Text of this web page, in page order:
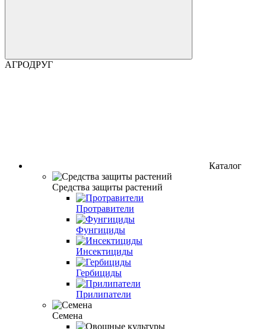
АГРОДРУГ
Каталог
Средства защиты растений
Протравители
Фунгициды
Инсектициды
Гербициды
Прилипатели
Семена